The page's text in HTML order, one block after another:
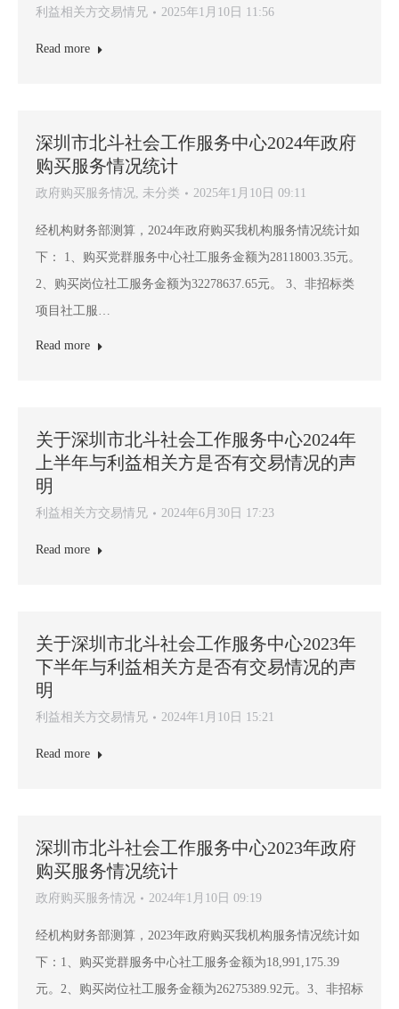
利益相关方交易情兄 2025年1月10日 11:56
Read more
深圳市北斗社会工作服务中心2024年政府
购买服务情况统计
政府购买服务情况, 未分类 2025年1月10日 09:11
经机构财务部测算，2024年政府购买我机构服务情况统计如
下： 1、购买党群服务中心社工服务金额为28118003.35元。
2、购买岗位社工服务金额为32278637.65元。 3、非招标类
项目社工服…
Read more
关于深圳市北斗社会工作服务中心2024年
上半年与利益相关方是否有交易情况的声
明
利益相关方交易情兄 2024年6月30日 17:23
Read more
关于深圳市北斗社会工作服务中心2023年
下半年与利益相关方是否有交易情况的声
明
利益相关方交易情兄 2024年1月10日 15:21
Read more
深圳市北斗社会工作服务中心2023年政府
购买服务情况统计
政府购买服务情况 2024年1月10日 09:19
经机构财务部测算，2023年政府购买我机构服务情况统计如
下：1、购买党群服务中心社工服务金额为18,991,175.39
元。2、购买岗位社工服务金额为26275389.92元。3、非招标